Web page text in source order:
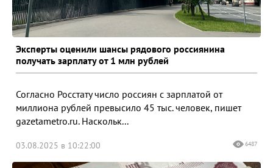
Эксперты оценили шансы рядового россиянина
получать зарплату от 1 млн рублей
Согласно Росстату число россиян с зарплатой от
миллиона рублей превысило 45 тыс. человек, пишет
gazetametro.ru. Наскольк...
03.08.2025 в 10:22:00 6487